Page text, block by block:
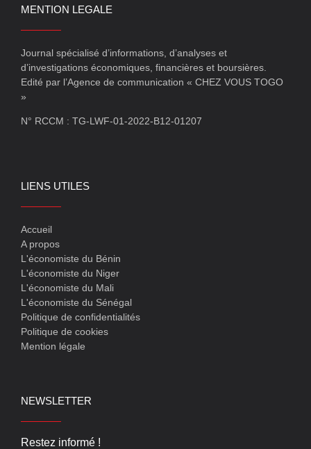
MENTION LEGALE
Journal spécialisé d’informations, d’analyses et
d’investigations économiques, financières et boursières.
Edité par l’Agence de communication « CHEZ VOUS TOGO
»
N° RCCM : TG-LWF-01-2022-B12-01207
LIENS UTILES
Accueil
A propos
L'économiste du Bénin
L'économiste du Niger
L'économiste du Mali
L'économiste du Sénégal
Politique de confidentialités
Politique de cookies
Mention légale
NEWSLETTER
Restez informé !